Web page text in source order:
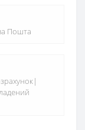
Пошта